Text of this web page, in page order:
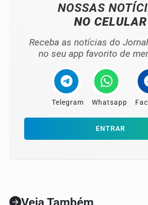
NOSSAS
NO CELULAR
Receba as notícias do
no seu app favorito de
Telegram Whatsapp
ENTRAR